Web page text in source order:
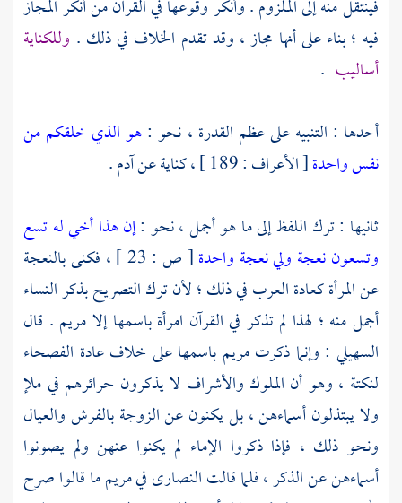
فينتقل منه إلى الملزوم . وأنكر وقوعها في القرآن من أنكر المجاز
فيه ؛ بناء على أنها مجاز ، وقد تقدم الخلاف في ذلك . وللكناية
أساليب .
أحدها : التنبيه على عظم القدرة ، نحو :هو الذي خلقكم من
نفس واحدة[ الأعراف : 189 ] ، كناية عن آدم .
ثانيها : ترك اللفظ إلى ما هو أجمل ، نحو :إن هذا أخي له تسع
وتسعون نعجة ولي نعجة واحدة
[ ص : 23 ] ، فكنى بالنعجة
عن المرأة كعادة العرب في ذلك ؛ لأن ترك التصريح بذكر النساء
أجمل منه ؛ لهذا لم تذكر في القرآن امرأة باسمها إلامريم . قال
السهيلي : وإنما ذكرتمريم باسمها على خلاف عادة الفصحاء
لنكتة ، وهو أن الملوك والأشراف لا يذكرون حرائرهم في ملإ
ولا يبتذلون أسماءهن ، بل يكنون عن الزوجة بالفرش والعيال
ونحو ذلك ، فإذا ذكروا الإماء لم يكنوا عنهن ولم يصونوا
أسماءهن عن الذكر ، فلما قالتالنصارىفيمريمما قالوا صرح